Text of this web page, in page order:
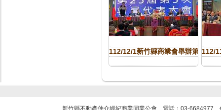
112/12/1新竹縣商業會舉辦第25屆
112/
新竹縣不動產仲介經紀商業同業公會 電話：03-6684977